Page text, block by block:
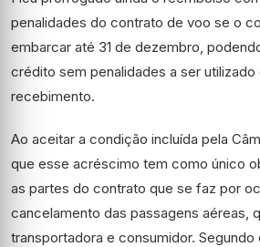
penalidades do contrato de voo se o
embarcar até 31 de dezembro,
crédito sem penalidades a ser utilizado
recebimento.
Ao aceitar a condição incluída pela
que esse acréscimo tem como único
as partes do contrato que se faz por
cancelamento das passagens aéreas,
transportadora e consumidor. Segundo